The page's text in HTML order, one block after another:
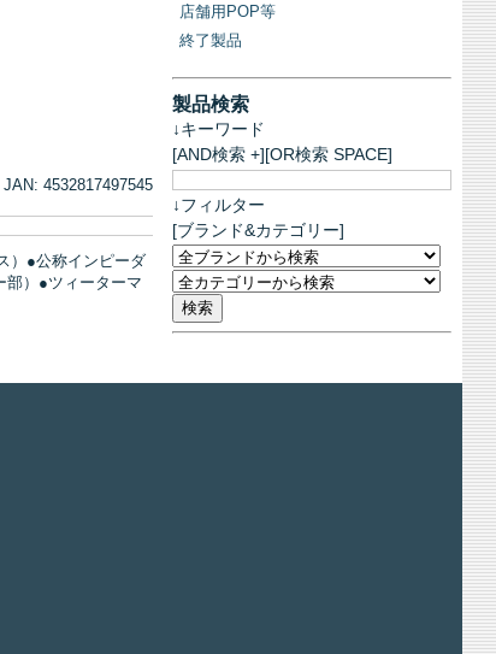
JAN: 4532817497545
）●公称インピーダ
部）●ツィーターマ
店舗用POP等
終了製品
製品検索
↓キーワード
[AND検索 +][OR検索 SPACE]
↓フィルター
[ブランド&カテゴリー]